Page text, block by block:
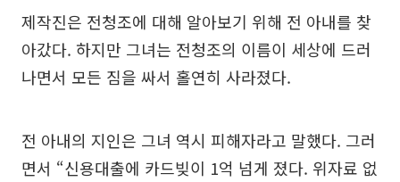
제작진은 전청조에 대해 알아보기 위해 전 아내를 찾
아갔다. 하지만 그녀는 전청조의 이름이 세상에 드러
나면서 모든 짐을 싸서 홀연히 사라졌다.
전 아내의 지인은 그녀 역시 피해자라고 말했다. 그러
면서 “신용대출에 카드빚이 1억 넘게 졌다. 위자료 없